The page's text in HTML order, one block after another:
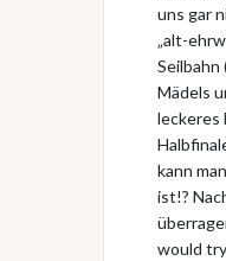
uns gar
„alt-
Mädels
leckeres
kann
ist!?
would